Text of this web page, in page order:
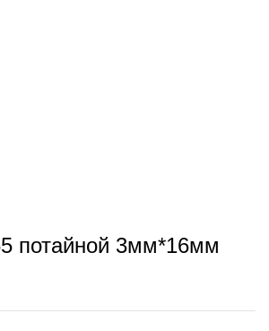
потайной 3мм*16мм